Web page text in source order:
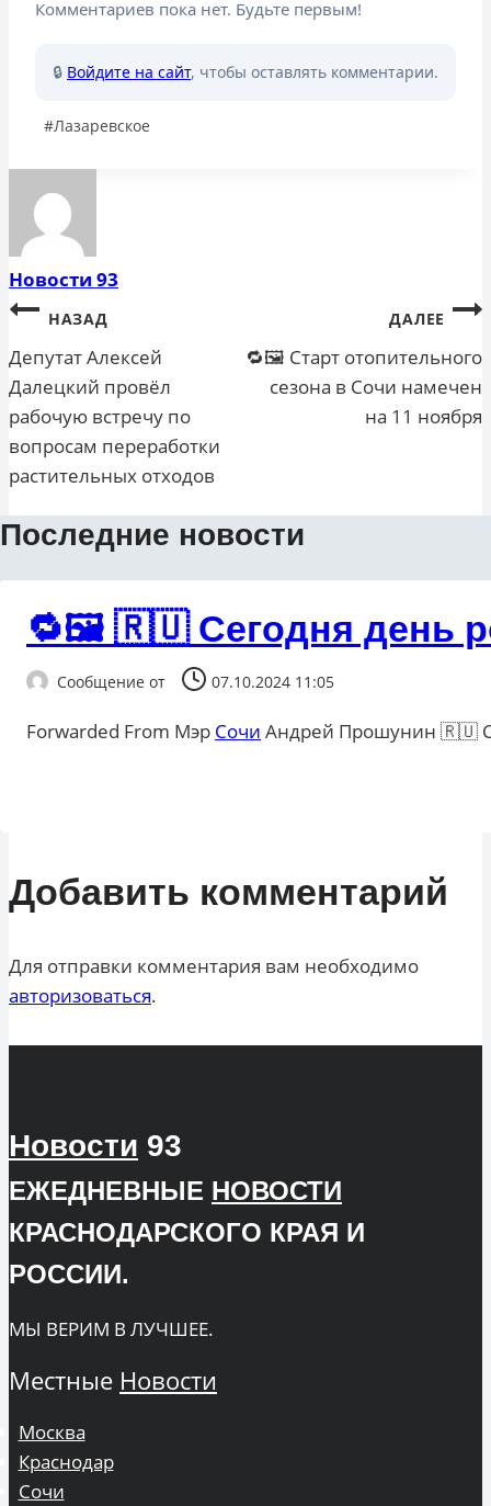
Комментариев пока нет. Будьте первым!
🔒 Войдите на сайт, чтобы оставлять комментарии.
Метки
#Лазаревское
Новости 93
Навигация
по
записям
НАЗАД
Депутат Алексей
Далецкий провёл
рабочую встречу по
вопросам переработки
растительных отходов
ДАЛЕЕ
🔁🖼 Старт отопительного
сезона в Сочи намечен
на 11 ноября
Последние новости
🔁🖼 🇷🇺 Сегодня день
Сообщение от 07.10.2024 11:05
Forwarded From Мэр Сочи Андрей Прошунин 🇷🇺
Добавить комментарий
Для отправки комментария вам необходимо
авторизоваться.
Новости 93
ЕЖЕДНЕВНЫЕ НОВОСТИ
КРАСНОДАРСКОГО КРАЯ И
РОССИИ.
МЫ ВЕРИМ В ЛУЧШЕЕ.
Местные Новости
Москва
Краснодар
Сочи